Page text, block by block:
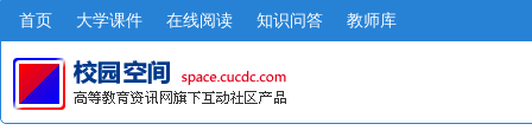
首页 大学课件 在线阅读 知识问答 教师库